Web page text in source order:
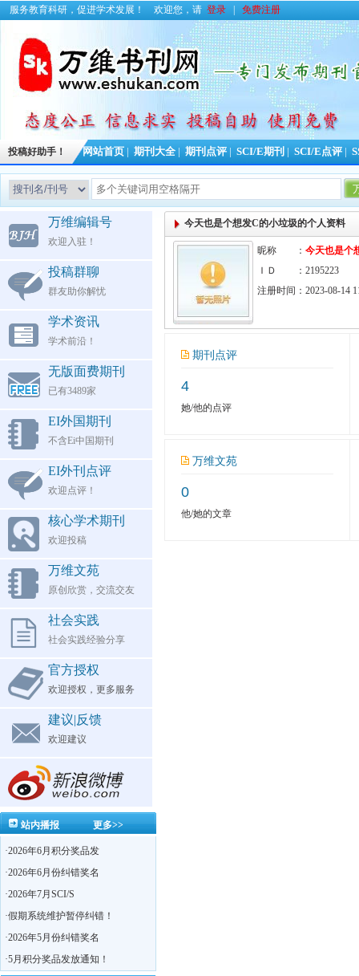
服务教育科研，促进学术发展！ 欢迎您，请 登录 免费注册
投稿好助手！ 网站首页 期刊大全 期刊点评 SCI/E期刊 SCI/E点评
万维编辑号
欢迎入驻！
投稿群聊
群友助你解忧
学术资讯
学术前沿！
无版面费期刊
已有3489家
EI外国期刊
不含Ei中国期刊
EI外刊点评
欢迎点评！
核心学术期刊
欢迎投稿
万维文苑
原创欣赏，交流交友
社会实践
社会实践经验分享
官方授权
欢迎授权，更多服务
建议|反馈
欢迎建议
更多>>
站内播报
·2026年6月积分奖品发
·2026年6月份纠错奖名
·2026年7月SCI/S
·假期系统维护暂停纠错！
·2026年5月份纠错奖名
·5月积分奖品发放通知！
今天也是个想发C的小垃圾的个人资料
昵称 ： 今天也是个
ＩＤ ：2195223
注册时间：2023-08-14
期刊点评
4
她/他的点评
万维文苑
0
他/她的文章